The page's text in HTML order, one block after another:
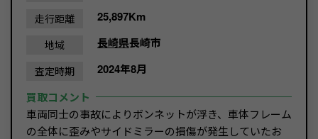
走行距離 25,897Km
地域 長崎県長崎市
査定時期
2024年8月
買取コメント
車両同士の事故によりボンネットが浮き、車体フレーム
の全体に歪みやサイドミラーの損傷が発生していたお